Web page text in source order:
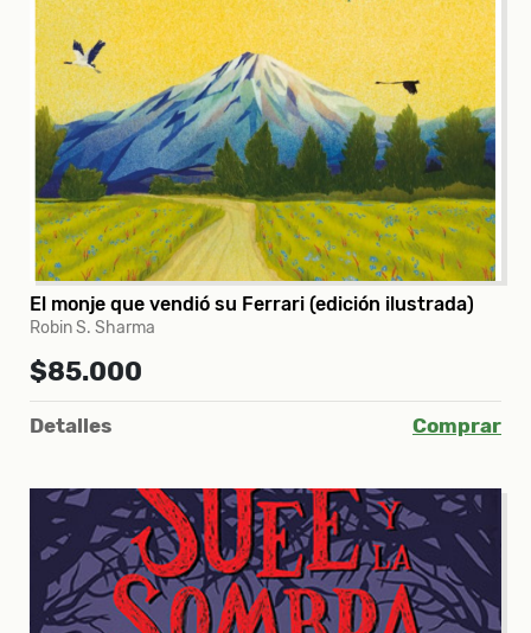
El monje que vendió su Ferrari (edición ilustrada)
Robin S. Sharma
$85.000
Detalles Comprar